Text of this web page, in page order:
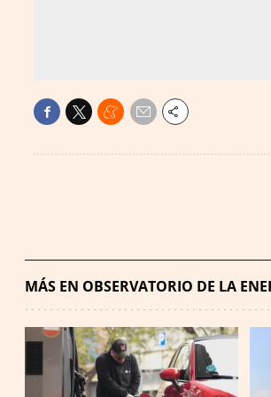
MÁS EN OBSERVATORIO DE LA